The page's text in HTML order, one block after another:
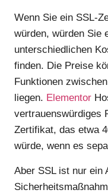
Wenn Sie ein SSL-
würden, würden Sie
unterschiedlichen
finden. Die Preise
Funktionen
liegen. Elementor
vertrauenswürdiges
Zertifikat, das etwa
würde, wenn es
Aber SSL ist nur ein